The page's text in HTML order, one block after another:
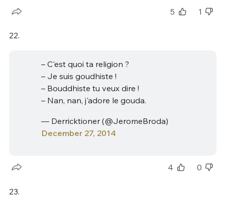
5 1
22.
– C'est quoi ta religion ?
– Je suis goudhiste !
– Bouddhiste tu veux dire !
– Nan, nan, j'adore le gouda.
— Derricktioner (@JeromeBroda)
December 27, 2014
4 0
23.